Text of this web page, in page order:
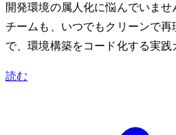
開発環境の属人化に悩んでいませんか？
チームも、いつでもクリーンで再現性
で、環境構築をコード化する実践
読む